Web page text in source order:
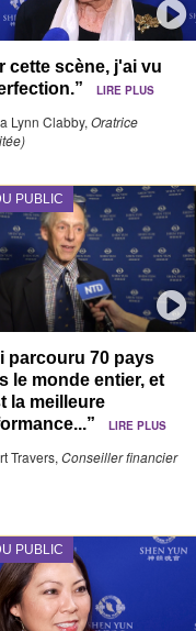
cette scène, j'ai vu
LIRE PLUS
Lynn Clabby,Oratrice
PUBLIC
parcouru 70 pays
le monde entier, et
la meilleure
LIRE PLUS
Travers,Conseiller financier
PUBLIC